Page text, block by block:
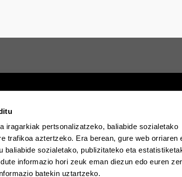
iragarkiak pertsonalizatzeko, baliabide sozialetako
trafikoa aztertzeko. Era berean, gure web orriaren
baliabide sozialetako, publizitateko eta
informazio hori zeuk eman diezun edo euren
batekin uztartzeko.
elektronikoa Irisgarritasuna Lege
EHU Tiktok-enEHU Bluesky-n
EHU